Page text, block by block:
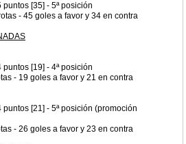
puntos [35] - 5ª posición
- 45 goles a favor y 34 en contra
puntos [19] - 4ª posición
- 19 goles a favor y 21 en contra
puntos [21] - 5ª posición (promoción
- 26 goles a favor y 23 en contra